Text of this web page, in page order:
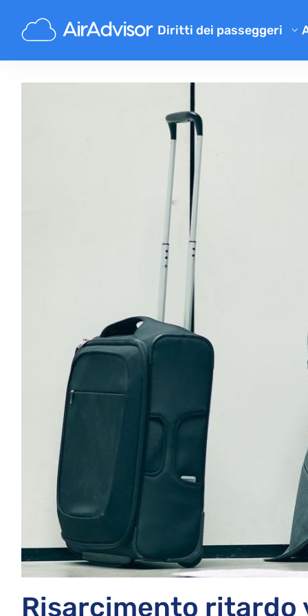
Diritti dei passeggeri
Verifica risarcimento
Risarcimento per volo in
Risarcimento per volo
Risarcimento per bagaglio
Risarcimento per imbarco
Risarcimento dalle
Reclami compagnie aeree
Risarcimento per scioperi
Risarcimento ritardo